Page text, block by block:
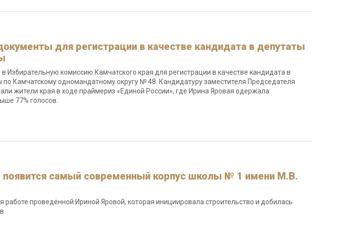
для регистрации в качестве кандидата в депутаты
Избирательную комиссию Камчатского края для регистрации в качестве кандидата в
Камчатскому одномандатному округу № 48. Кандидатуру заместителя Председателя
жители края в ходе праймериз «Единой России», где Ирина Яровая одержала
77% голосов.
появится самый современный корпус школы № 1 имени М.В.
работе проведённой Ириной Яровой, которая инициировала строительство и добилась